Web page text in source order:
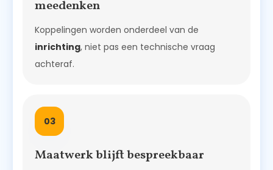
meedenken
Koppelingen worden onderdeel van de
inrichting, niet pas een technische vraag
achteraf.
03
Maatwerk blijft bespreekbaar